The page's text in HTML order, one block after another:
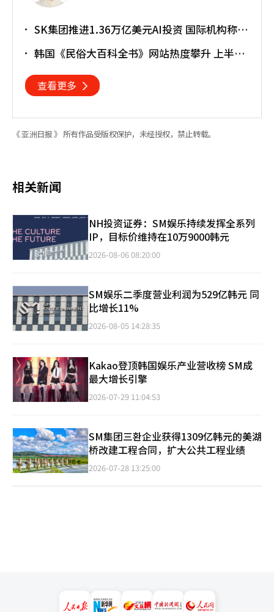
SK集团推进1.36万亿美元AI投资 国际机构称将
韩国《民俗大百科全书》网站热度攀升 上半年
查看更多
《 亚洲日报 》 所有作品受版权保护，未经授权，禁止转载。
相关新闻
NH投资证券：SM娱乐持续发挥全系列
IP，目标价维持在10万9000韩元
2026-08-06 08:20:00
SM娱乐二季度营业利润为529亿韩元 同
比增长11%
2026-08-05 14:28:35
Kakao登顶韩国娱乐产业营收榜 SM成
最大增长引擎
2026-07-29 11:04:53
SM集团三환企业获得1309亿韩元的美湖
桥改建工程合同，扩大公共工程业绩
2026-07-28 13:25:00